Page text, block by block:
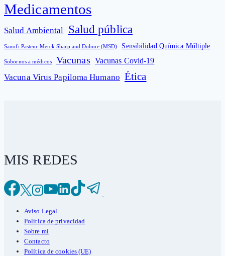
Medicamentos
Salud Ambiental Salud pública
Sanofi Pasteur Merck Sharp and Dohme (MSD) Sensibilidad Química Múltiple
Sobornos a médicos Vacunas Vacunas Covid-19
Vacuna Virus Papiloma Humano Ética
MIS REDES
Aviso Legal
Política de privacidad
Sobre mí
Contacto
Política de cookies (UE)